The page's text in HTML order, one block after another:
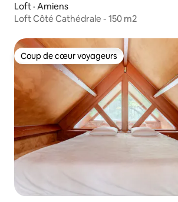
Loft · Amiens
Loft Côté Cathédrale - 150 m2
Coup de cœur voyageurs
Coup de cœur voyageurs